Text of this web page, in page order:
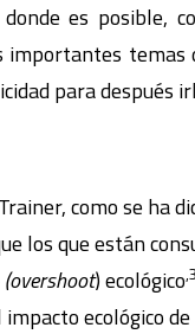
es posible,
temas
para después
como se ha
los que están
(overshoot) ecológico,3
ecológico